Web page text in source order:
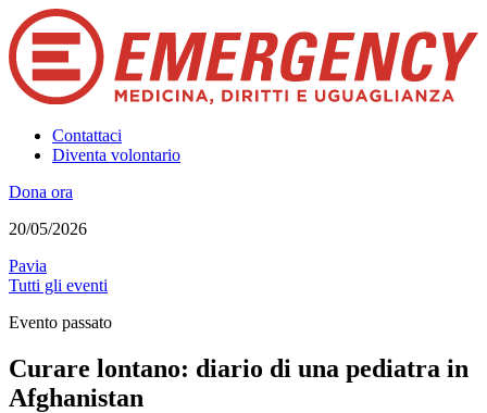
Contattaci
Diventa volontario
Dona ora
20/05/2026
Pavia
Tutti gli eventi
Evento passato
Curare lontano: diario di una pediatra in
Afghanistan